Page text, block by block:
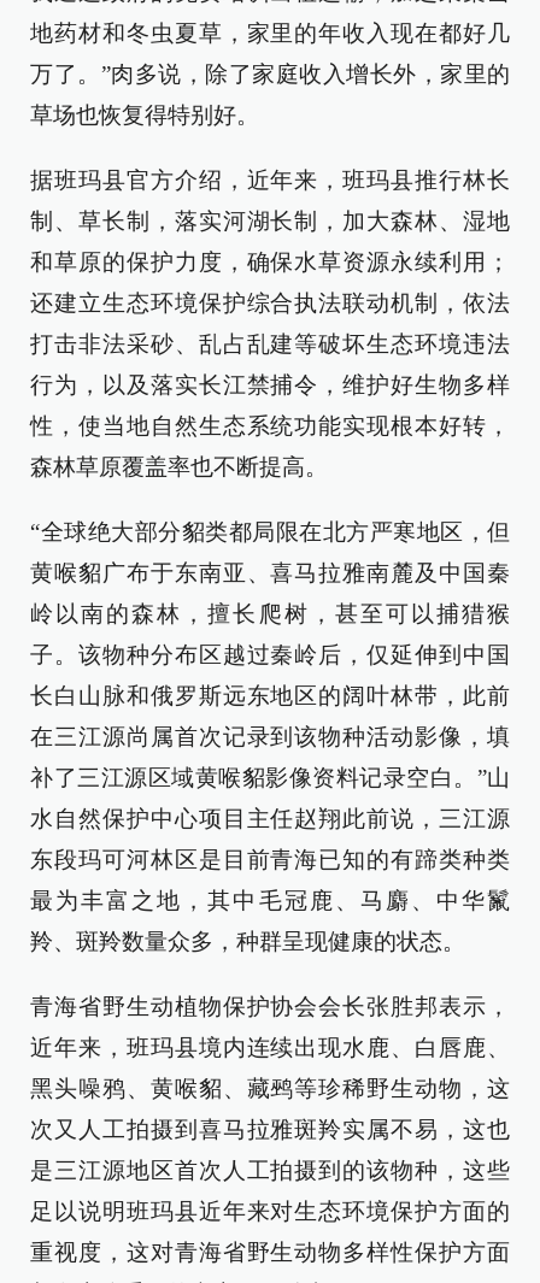
地药材和冬虫夏草，家里的年收入现在都好几
万了。”肉多说，除了家庭收入增长外，家里的
草场也恢复得特别好。
据班玛县官方介绍，近年来，班玛县推行林长
制、草长制，落实河湖长制，加大森林、湿地
和草原的保护力度，确保水草资源永续利用；
还建立生态环境保护综合执法联动机制，依法
打击非法采砂、乱占乱建等破坏生态环境违法
行为，以及落实长江禁捕令，维护好生物多样
性，使当地自然生态系统功能实现根本好转，
森林草原覆盖率也不断提高。
“全球绝大部分貂类都局限在北方严寒地区，但
黄喉貂广布于东南亚、喜马拉雅南麓及中国秦
岭以南的森林，擅长爬树，甚至可以捕猎猴
子。该物种分布区越过秦岭后，仅延伸到中国
长白山脉和俄罗斯远东地区的阔叶林带，此前
在三江源尚属首次记录到该物种活动影像，填
补了三江源区域黄喉貂影像资料记录空白。”山
水自然保护中心项目主任赵翔此前说，三江源
东段玛可河林区是目前青海已知的有蹄类种类
最为丰富之地，其中毛冠鹿、马麝、中华鬣
羚、斑羚数量众多，种群呈现健康的状态。
青海省野生动植物保护协会会长张胜邦表示，
近年来，班玛县境内连续出现水鹿、白唇鹿、
黑头噪鸦、黄喉貂、藏鹀等珍稀野生动物，这
次又人工拍摄到喜马拉雅斑羚实属不易，这也
是三江源地区首次人工拍摄到的该物种，这些
足以说明班玛县近年来对生态环境保护方面的
重视度，这对青海省野生动物多样性保护方面